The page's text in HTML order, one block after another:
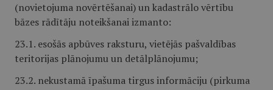
(novietojuma novērtēšanai) un kadastrālo vērtību
bāzes rādītāju noteikšanai izmanto:
23.1. esošās apbūves raksturu, vietējās pašvaldības
teritorijas plānojumu un detālplānojumu;
23.2. nekustamā īpašuma tirgus informāciju (pirkuma